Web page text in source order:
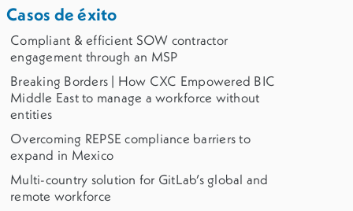
Casos de éxito
Compliant & efficient SOW contractor
engagement through an MSP
Breaking Borders | How CXC Empowered BIC
Middle East to manage a workforce without
entities
Overcoming REPSE compliance barriers to
expand in Mexico
Multi-country solution for GitLab’s global and
remote workforce